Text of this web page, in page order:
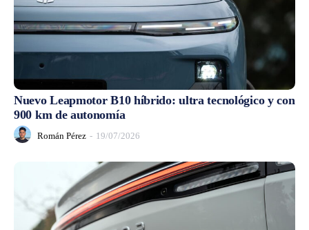
Nuevo Leapmotor B10 híbrido: ultra tecnológico y con
900 km de autonomía
Román Pérez - 19/07/2026